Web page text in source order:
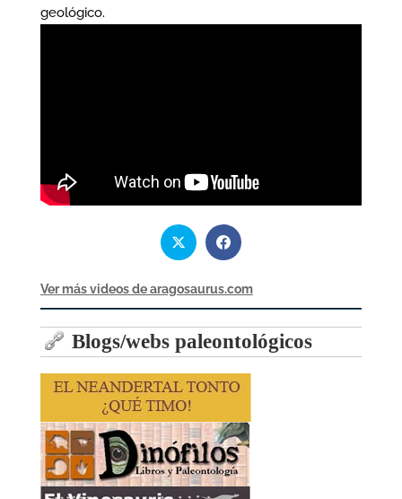
geológico.
Ver más videos de aragosaurus.com
Blogs/webs paleontológicos